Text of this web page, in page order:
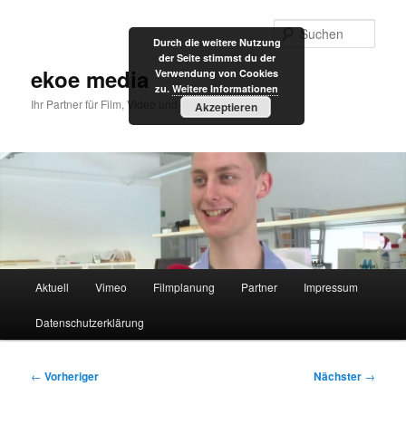
ekoe media
Ihr Partner für Film, Video und Internet
Aktuell Vimeo Filmplanung Partner Impressum
Datenschutzerklärung
Beitragsnavigation
← Vorheriger Nächster →
Durch die weitere Nutzung
der Seite stimmst du der
Verwendung von Cookies
zu. Weitere Informationen
Akzeptieren